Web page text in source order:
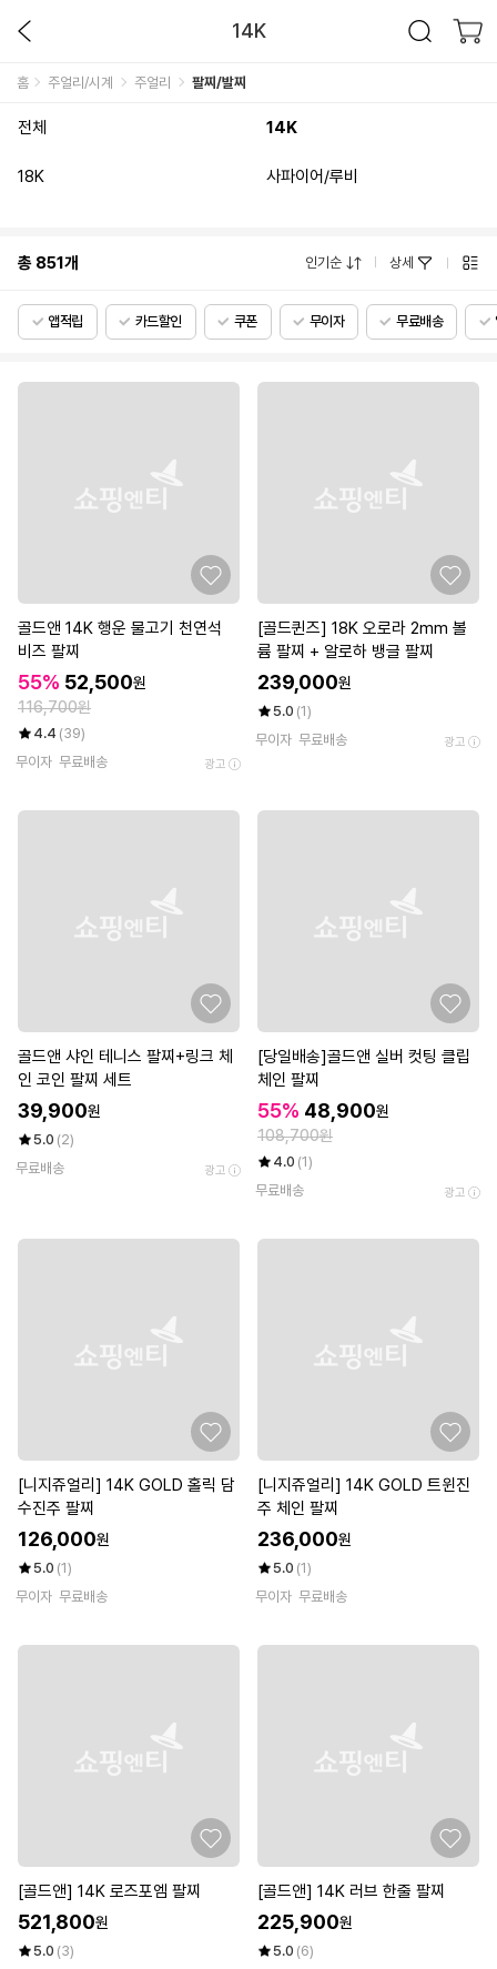
14K
홈 주얼리/시계 주얼리 팔찌/발찌
전체 14K
18K 사파이어/루비
총 851개 인기순 상세
앱적립 카드할인 쿠폰 무이자 무료배송
골드앤 14K 행운 물고기 천연석
비즈 팔찌
55% 52,500원
116,700원
4.4 (39)
무이자 무료배송 광고
[골드퀸즈] 18K 오로라 2mm 볼
륨 팔찌 + 알로하 뱅글 팔찌
239,000원
5.0 (1)
무이자 무료배송 광고
골드앤 샤인 테니스 팔찌+링크 체
인 코인 팔찌 세트
39,900원
5.0 (2)
무료배송
광고
[당일배송]골드앤 실버 컷팅 클립
체인 팔찌
55% 48,900원
108,700원
4.0 (1)
무료배송
광고
[니지쥬얼리] 14K GOLD 홀릭 담
수진주 팔찌
126,000원
5.0 (1)
무이자 무료배송
[니지쥬얼리] 14K GOLD 트윈진
주 체인 팔찌
236,000원
5.0 (1)
무이자 무료배송
[골드앤] 14K 로즈포엠 팔찌
521,800원
5.0 (3)
[골드앤] 14K 러브 한줄 팔찌
225,900원
5.0 (6)